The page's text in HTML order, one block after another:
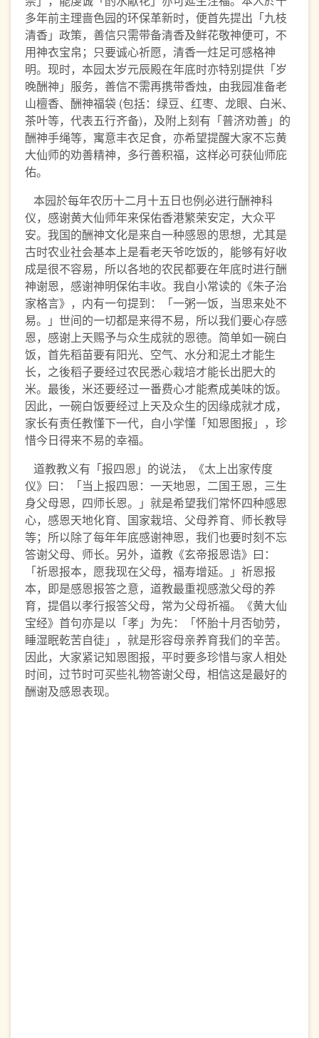
多年前主理啬色园的环保革新时，便首先提出「九枝
清香」政策，善信只需带备清香及鲜花敬神便可，不
用神衣宝帛；只要诚心祈愿，清香一炷足可感格神
明。现时，本园太岁元辰殿在年底时亦特别提供「岁
晚酬神」服务，善信不需再携带香烛，由我园准备老
山檀香、酬神福袋 (包括：绿豆、红枣、龙眼、白米、
茶叶等，代表五行齐备)，及附上刻有「普济劝善」的
酬神手绳等，寓意丰衣足食，亦希望提醒大家不忘黄
大仙师的劝善精神，多行善积福，这样必可获仙师庇
佑。
本园於每年农历十二月十五日也例必进行酬神科
仪，感谢黄大仙师年来保佑香港繁荣安定，大众平
安。我国的酬神文化是来自一种感恩的思想，尤其是
古时农业社会基本上是看老天爷吃饭的，能够有好收
成是很不容易，所以各地的农民都要在年底时进行酬
神谢恩，感谢神明保佑丰收。我自小常读的《朱子治
家格言》，内有一句提到：「一粥一饭，当思来处不
易。」世间的一切都是来得不易，所以我们要心存感
恩，感谢上天赐予与众生成就的恩德。简单如一碗白
饭，首先稻苗要有阳光、空气、水分和泥土才能生
长，之後稻子要经过农民悉心栽培才能长出肥大的
米。最後，米还要经过一番费心才能煮成美味的饭。
因此，一碗白饭要经过上天及众生的因缘成就才成，
家长有责任教懂下一代，自小学懂「知恩图报」，珍
惜今日得来不易的幸福。
道教教义有「报四恩」的说法，《太上出家传度
仪》曰：「当上报四恩：一天地恩，二国王恩，三生
身父母恩，四师长恩。」就是希望我们常怀四种感恩
心，感恩天地化育、国家栽培、父母养育、师长教导
等；所以除了每年年底感谢神恩，我们也要时刻不忘
答谢父母、师长。另外，道教《玄帝报恩诰》曰：
「祈恩报本，愿我现在父母，福寿增延。」祈恩报
本，即是感恩报答之意，道教最重视感激父母的养
育，提倡以孝行报答父母，常为父母祈福。《黄大仙
宝经》首句亦是以「孝」为先：「怀胎十月否劬劳，
睡湿眠乾苦自徒」，就是形容母亲养育我们的辛苦。
因此，大家紧记知恩图报，平时要多珍惜与家人相处
时间，过节时可买些礼物答谢父母，相信这是最好的
酬谢及感恩表现。